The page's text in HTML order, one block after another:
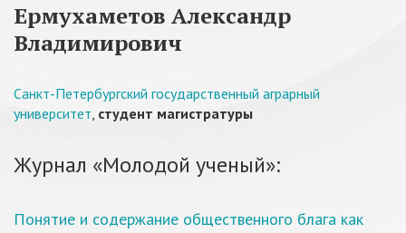
Ермухаметов Александр
Владимирович
Санкт-Петербургский государственный аграрный
университет, студент магистратуры
Журнал «Молодой ученый»:
Понятие и содержание общественного блага как